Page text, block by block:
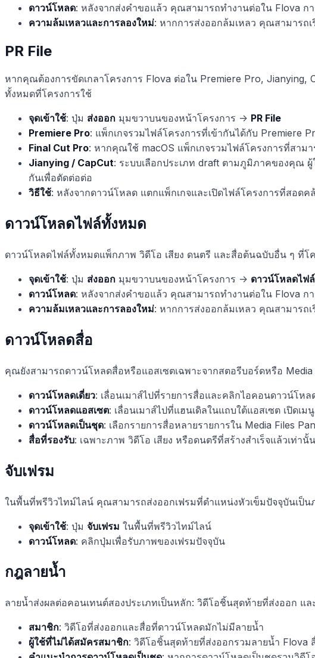
ดาวน์โหลด: หลังจากส่งคำขอแล้ว คุณสามารถทำงานต่อใน Flova ก
ความล้มเหลวและการลองใหม่: หากการส่งออกล้มเหลว คุณสามารถ
PR File
หากคุณต้องการขัดเกลาโครงการ Flova ต่อใน Premiere Pro, Jianying,
ทั้งหมดที่โครงการใช้
จุดเข้าใช้: ปุ่ม ส่งออก มุมขวาบนของหน้าโครงการ -> PR File
Premiere Pro: แพ็กเกจรวมไฟล์โครงการที่เข้ากันได้กับ
Final Cut Pro: หากคุณใช้ macOS แพ็กเกจรวมไฟล์โครงการที่สาม
Jianying / CapCut: ระบบเลือกประเภท draft ตามภูมิภาคของคุณ
กันเพื่อตัดต่อต่อ
วิธีใช้: หลังจากดาวน์โหลด แตกแพ็กเกจและเปิดไฟล์โครงการที่สอด
ดาวน์โหลดไฟล์ทั้งหมด
ดาวน์โหลดไฟล์ทั้งหมดแพ็กภาพ วิดีโอ เสียง ดนตรี และสื่อต้นฉบับอื่น ๆ ที่โ
จุดเข้าใช้: ปุ่ม ส่งออก มุมขวาบนของหน้าโครงการ -> ดาวน์โหลดไฟ
ดาวน์โหลด: หลังจากส่งคำขอแล้ว คุณสามารถทำงานต่อใน Flova ก
ความล้มเหลวและการลองใหม่: หากการส่งออกล้มเหลว คุณสามารถ
ดาวน์โหลดสื่อ
คุณยังสามารถดาวน์โหลดสื่อหรือแอสเซตเฉพาะจากสตอรีบอร์ดหรือ Media
ดาวน์โหลดเดี่ยว: เลื่อนเมาส์ไปที่รายการสื่อและคลิกไอคอนดาวน์โหล
ดาวน์โหลดแอสเซต: เลื่อนเมาส์ไปที่แฮนเดิลในแถบใต้แอสเซต เปิดเม
ดาวน์โหลดเป็นชุด: เลือกรายการสื่อหลายรายการใน Media Files
สื่อที่รองรับ: เฉพาะภาพ วิดีโอ เสียง หรือดนตรีที่สร้างสำเร็จแล้วเท่
จับเฟรม
ในพื้นที่พรีวิวไทม์ไลน์ คุณสามารถส่งออกเฟรมที่ตำแหน่งหัวเข็มปัจจุบันเป็
จุดเข้าใช้: ปุ่ม จับเฟรม ในพื้นที่พรีวิวไทม์ไลน์
ดาวน์โหลด: คลิกปุ่มเพื่อรับภาพของเฟรมปัจจุบัน
กฎลายน้ำ
ลายน้ำส่งผลต่อคอนเทนต์สองประเภทเป็นหลัก: วิดีโอชิ้นสุดท้ายที่ส่งออก แ
สมาชิก: วิดีโอที่ส่งออกและสื่อที่ดาวน์โหลดมักไม่มีลายน้ำ
ผู้ใช้ที่ไม่ได้สมัครสมาชิก: วิดีโอชิ้นสุดท้ายที่ส่งออกรวมลายน้ำ Flova